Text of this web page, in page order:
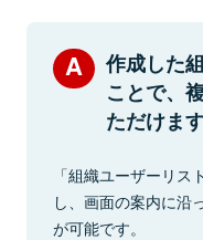
作成した
ことで、
ただけます
「組織ユーザーリ
し、画面の案内に沿
が可能です。